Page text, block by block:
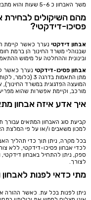
משך האבחון כ 5-6 שעות והוא מתבצע בשניים עד שלושה מפגשים.
מהם השיקולים לבחירת
פסיכו-דידקטי?
אבחון דידקטי נערך כאשר קיימת
ובינונית וההחלטה על מימוש
אבחון פסיכו-דידקטי נערך כאשר
מתן התאמות
המועצה הפדגוגית במשרד
מורכב, וקיימת אפשרות שהוא
איך אדע איזה אבחון
קביעת סוג האבחון המתאים
למכון משאבים ו/או על פי המלצת
בכל מקרה, ניתן תוך כדי תהליך
לכדי אבחון פסיכו-דידקטי, ללא
ספק, ניתן להתחיל באבחון
לצורך.
מתי כדאי לפנות
ניתן לפנות בכל עת. כאשר ההורה